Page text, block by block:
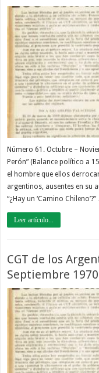
Número 61. Octubre –
Perón” (Balance político a
el hombre que ellos
argentinos, ausentes en su
“¿Hay un ‘Camino
Leer artículo...
CGT de los
Septiembre